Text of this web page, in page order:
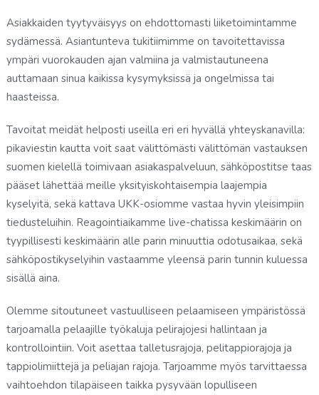
Asiakkaiden tyytyväisyys on ehdottomasti liiketoimintamme
sydämessä. Asiantunteva tukitiimimme on tavoitettavissa
ympäri vuorokauden ajan valmiina ja valmistautuneena
auttamaan sinua kaikissa kysymyksissä ja ongelmissa tai
haasteissa.
Tavoitat meidät helposti useilla eri eri hyvällä yhteyskanavilla:
pikaviestin kautta voit saat välittömästi välittömän vastauksen
suomen kielellä toimivaan asiakaspalveluun, sähköpostitse taas
pääset lähettää meille yksityiskohtaisempia laajempia
kyselyitä, sekä kattava UKK-osiomme vastaa hyvin yleisimpiin
tiedusteluihin. Reagointiaikamme live-chatissa keskimäärin on
tyypillisesti keskimäärin alle parin minuuttia odotusaikaa, sekä
sähköpostikyselyihin vastaamme yleensä parin tunnin kuluessa
sisällä aina.
Olemme sitoutuneet vastuulliseen pelaamiseen ympäristössä
tarjoamalla pelaajille työkaluja pelirajojesi hallintaan ja
kontrollointiin. Voit asettaa talletusrajoja, pelitappiorajoja ja
tappiolimiittejä ja peliajan rajoja. Tarjoamme myös tarvittaessa
vaihtoehdon tilapäiseen taikka pysyvään lopulliseen